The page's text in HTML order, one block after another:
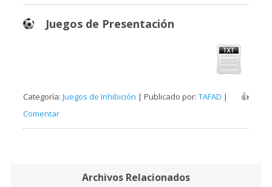
Juegos de Presentación
👍
Categoría: Juegos de Inhibición | Publicado por: TAFAD |
Comentar
Archivos Relacionados